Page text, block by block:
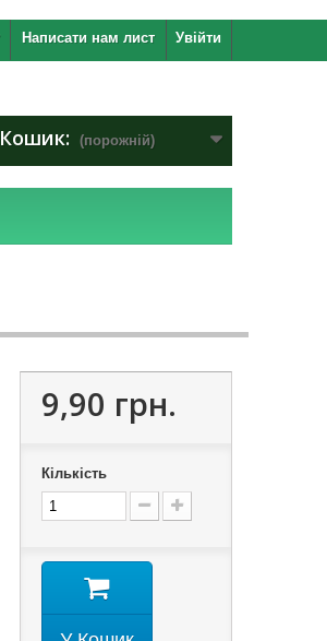
Увійти
Написати нам лист
Кошик: (порожній)
9,90 грн.
Кількість